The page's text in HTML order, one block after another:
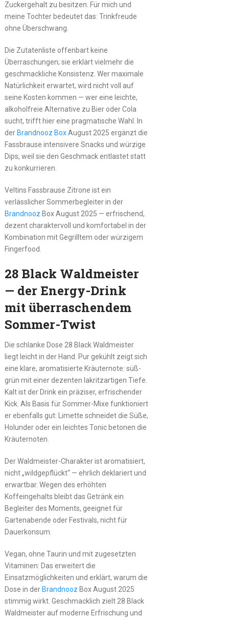
Zuckergehalt zu besitzen. Für mich und
meine Tochter bedeutet das: Trinkfreude
ohne Überschwang.
Die Zutatenliste offenbart keine
Überraschungen; sie erklärt vielmehr die
geschmackliche Konsistenz. Wer maximale
Natürlichkeit erwartet, wird nicht voll auf
seine Kosten kommen — wer eine leichte,
alkoholfreie Alternative zu Bier oder Cola
sucht, trifft hier eine pragmatische Wahl. In
der Brandnooz BoxAugust 2025 ergänzt die
Fassbrause intensivere Snacks und würzige
Dips, weil sie den Geschmack entlastet statt
zu konkurrieren.
Veltins Fassbrause Zitrone ist ein
verlässlicher Sommerbegleiter in der
Brandnooz Box August 2025 — erfrischend,
dezent charaktervoll und komfortabel in der
Kombination mit Gegrilltem oder würzigem
Fingerfood.
28 Black Waldmeister
— der Energy-Drink
mit überraschendem
Sommer-Twist
Die schlanke Dose 28 Black Waldmeister
liegt leicht in der Hand. Pur gekühlt zeigt sich
eine klare, aromatisierte Kräuternote: süß-
grün mit einer dezenten lakritzartigen Tiefe.
Kalt ist der Drink ein präziser, erfrischender
Kick. Als Basis für Sommer-Mixe funktioniert
er ebenfalls gut: Limette schneidet die Süße,
Holunder oder ein leichtes Tonic betonen die
Kräuternoten.
Der Waldmeister-Charakter ist aromatisiert,
nicht „wildgepflückt“ — ehrlich deklariert und
erwartbar. Wegen des erhöhten
Koffeingehalts bleibt das Getränk ein
Begleiter des Moments, geeignet für
Gartenabende oder Festivals, nicht für
Dauerkonsum.
Vegan, ohne Taurin und mit zugesetzten
Vitaminen: Das erweitert die
Einsatzmöglichkeiten und erklärt, warum die
Dose in der Brandnooz Box August 2025
stimmig wirkt. Geschmacklich zielt 28 Black
Waldmeister auf moderne Erfrischung und